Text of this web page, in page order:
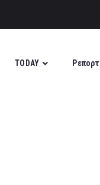
TODAY